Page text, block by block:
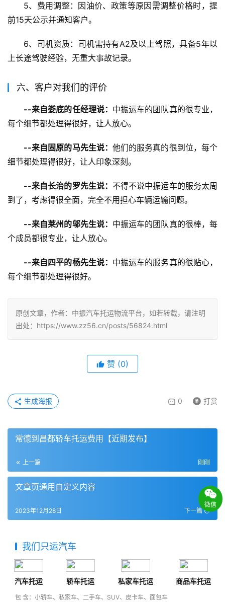
5、费用调整：因油价、政策等原因需调整价格时，提
前15天公示并通知客户。
6、司机资质：司机需持有A2及以上驾照，具备5年以
上长途驾驶经验，无重大事故记录。
六、客户对我们的评价
--来自娄底的任经理说： 中振运车的团队真的很专业，
每个细节都处理得很好，让人放心。
--来自固原的马先生说： 他们的服务真的很到位，每个
细节都处理得很好，让人印象深刻。
--来自长治的罗先生说： 不得不说中振运车的服务太周
到了，考虑得很全面，完全不用担心车辆运输问题。
--来自莱州的邬先生说： 中振运车的团队真的很棒，每
个成员都很专业，让人放心。
--来自四平的杨先生说： 中振运车的服务真的很贴心，
每个细节都处理得很好。
原创文章，作者：中振汽车托运物流平台，如若转载，请注明
出处：https://www.zz56.cn/posts/56824.html
赞 (0)
0 打赏
生成海报
常德到昌都轿车托运费用【近期发布】
上一篇 刚刚
文章页通用自定义内容
下一篇
2023年12月28日
我们只运汽车
汽车托运 轿车托运 私家车托运 商品车托运
包 含：小轿车、私家车、二手车、SUV、皮卡车、面包车
微信